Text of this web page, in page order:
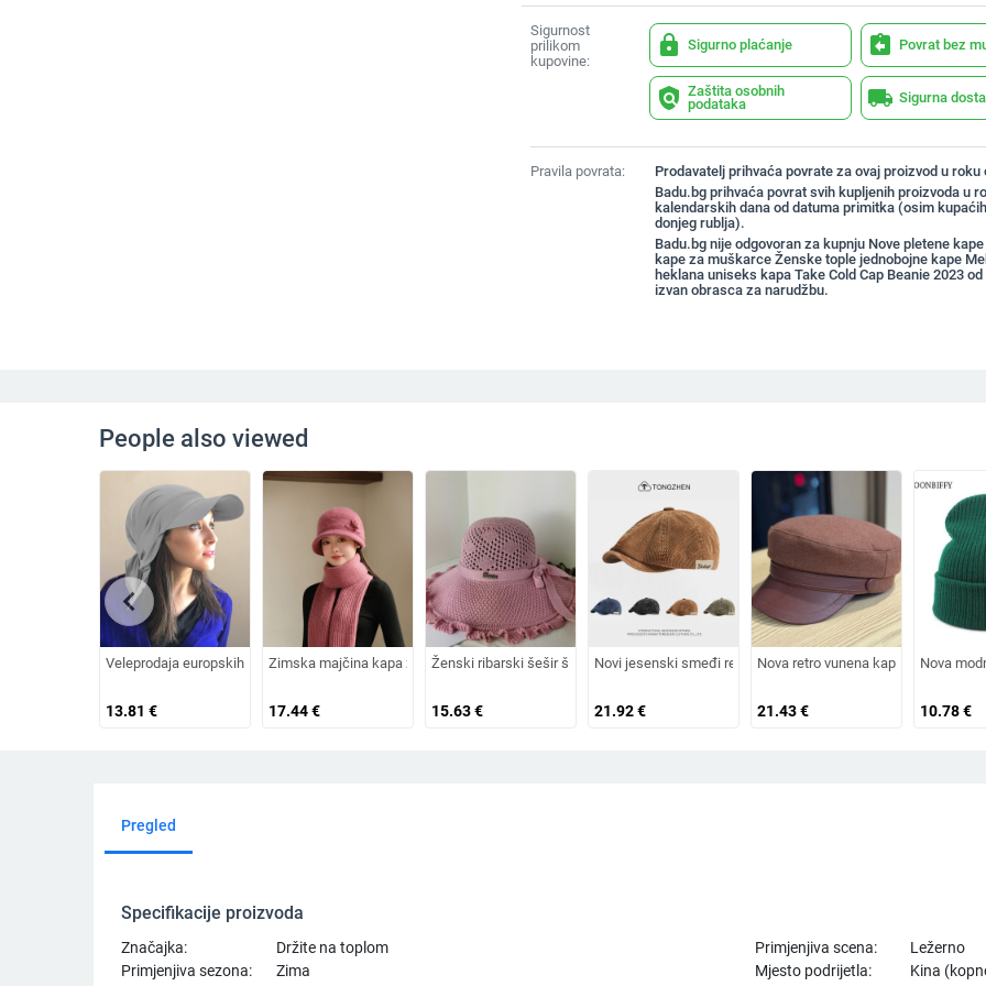
Sigurnost
prilikom
kupovine:
lock Sigurno plaćanje assignment_return Povrat bez
policy Zaštita osobnih
podataka
local_shipping Sigurna
Pravila povrata:
Prodavatelj prihvaća povrate za ovaj proizvod u roku
Badu.bg prihvaća povrat svih kupljenih proizvoda u
kalendarskih dana od datuma primitka (osim
donjeg rublja).
Badu.bg nije odgovoran za kupnju Nove pletene
kape za muškarce Ženske tople jednobojne kape
heklana uniseks kapa Take Cold Cap Beanie 2023 od
izvan obrasca za narudžbu.
People also viewed
Veleprodaja europskih i američkih izvoznih ljetnih bejzbolskih kapa s vezicom na leđima, vanjski šešir, jednobojni vizir, šal/šešir
13.81 €
Zimska majčina kapa za žene srednjih i starijih godina, pletena od zečjeg krzna, otporna na hladnoću, topla, vunena
17.44€
Ženski ribarski šešir širokog oboda, šešir za sunce, pleteni šešir za sunce, šešir za
15.63€
Novi jesenski smeđi retro baršunasti osmerokutni šešir za
21.92€
Nova retro vunena kapa od
21.43€
Nova
10.78€
chevron_left
Pregled
Specifikacije proizvoda
Značajka: Držite na toplom Primjenjiva scena:
Ležerno
Primjenjiva sezona:
Zima Mjesto podrijetla:
Kina